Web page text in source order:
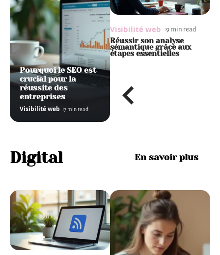
Pourquoi le SEO est
crucial pour la
réussite des
entreprises
Visibilité web 7 min read
Visibilité web 6 min read
Avantages d’utiliser HTTPS
pour améliorer le
référencement: quelle
différence avec HTTP ?
Visibilité web 9 min read
Réussir son analyse
sémantique grâce aux
étapes essentielles
Digital En savoir plus